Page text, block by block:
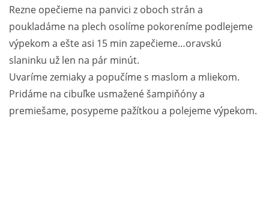
Rezne opečieme na panvici z oboch strán a
poukladáme na plech osolíme pokoreníme podlejeme
výpekom a ešte asi 15 min zapečieme…oravskú
slaninku už len na pár minút.
Uvaríme zemiaky a popučíme s maslom a mliekom.
Pridáme na cibuľke usmažené šampiňóny a
premiešame, posypeme pažítkou a polejeme výpekom.